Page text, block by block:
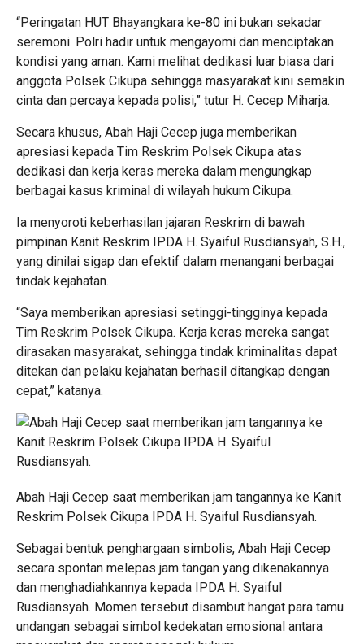
“Peringatan HUT Bhayangkara ke-80 ini bukan sekadar
seremoni. Polri hadir untuk mengayomi dan menciptakan
kondisi yang aman. Kami melihat dedikasi luar biasa dari
anggota Polsek Cikupa sehingga masyarakat kini semakin
cinta dan percaya kepada polisi,” tutur H. Cecep Miharja.
Secara khusus, Abah Haji Cecep juga memberikan
apresiasi kepada Tim Reskrim Polsek Cikupa atas
dedikasi dan kerja keras mereka dalam mengungkap
berbagai kasus kriminal di wilayah hukum Cikupa.
Ia menyoroti keberhasilan jajaran Reskrim di bawah
pimpinan Kanit Reskrim IPDA H. Syaiful Rusdiansyah, S.H.,
yang dinilai sigap dan efektif dalam menangani berbagai
tindak kejahatan.
“Saya memberikan apresiasi setinggi-tingginya kepada
Tim Reskrim Polsek Cikupa. Kerja keras mereka sangat
dirasakan masyarakat, sehingga tindak kriminalitas dapat
ditekan dan pelaku kejahatan berhasil ditangkap dengan
cepat,” katanya.
Abah Haji Cecep saat memberikan jam tangannya ke Kanit
Reskrim Polsek Cikupa IPDA H. Syaiful Rusdiansyah.
Sebagai bentuk penghargaan simbolis, Abah Haji Cecep
secara spontan melepas jam tangan yang dikenakannya
dan menghadiahkannya kepada IPDA H. Syaiful
Rusdiansyah. Momen tersebut disambut hangat para tamu
undangan sebagai simbol kedekatan emosional antara